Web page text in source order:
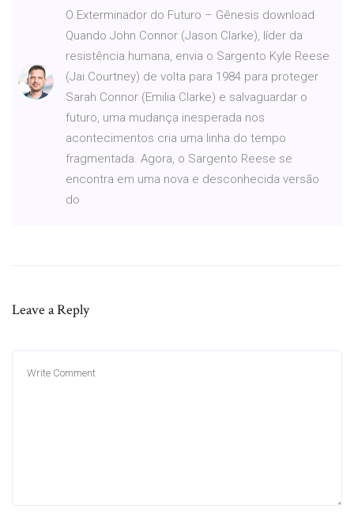
O Exterminador do Futuro – Gênesis download
Quando John Connor (Jason Clarke), líder da
resistência humana, envia o Sargento Kyle Reese
(Jai Courtney) de volta para 1984 para proteger
Sarah Connor (Emilia Clarke) e salvaguardar o
futuro, uma mudança inesperada nos
acontecimentos cria uma linha do tempo
fragmentada. Agora, o Sargento Reese se
encontra em uma nova e desconhecida versão
do
Leave a Reply